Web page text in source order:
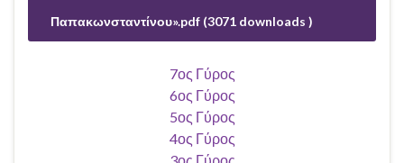
Παπακωνσταντίνου».pdf (3071 downloads )
7ος Γύρος
6ος Γύρος
5ος Γύρος
4ος Γύρος
3ος Γύρος